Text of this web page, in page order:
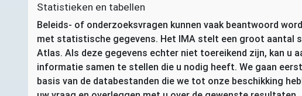
Statistieken en tabellen
Beleids- of onderzoeksvragen kunnen vaak beantwoord
met statistische gegevens. Het IMA stelt een groot aantal
Atlas. Als deze gegevens echter niet toereikend zijn, kan u
informatie samen te stellen die u nodig heeft. We gaan
basis van de databestanden die we tot onze beschikking